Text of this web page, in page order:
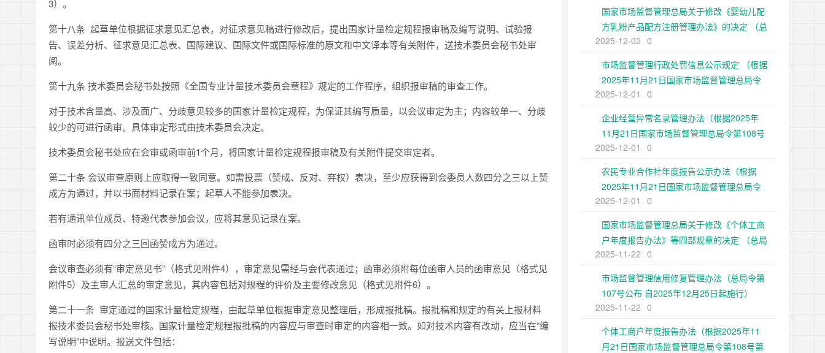
3）。
第十八条 起草单位根据征求意见汇总表，对征求意见稿进行修改后，提出国家计量检定规程报审稿及编写说明、试验报
告、误差分析、征求意见汇总表、国际建议、国际文件或国际标准的原文和中文译本等有关附件，送技术委员会秘书处审
阅。
第十九条 技术委员会秘书处按照《全国专业计量技术委员会章程》规定的工作程序，组织报审稿的审查工作。
对于技术含量高、涉及面广、分歧意见较多的国家计量检定规程，为保证其编写质量，以会议审定为主；内容较单一、分歧
较少的可进行函审。具体审定形式由技术委员会决定。
技术委员会秘书处应在会审或函审前1个月，将国家计量检定规程报审稿及有关附件提交审定者。
第二十条 会议审查原则上应取得一致同意。如需投票（赞成、反对、弃权）表决，至少应获得到会委员人数四分之三以上赞
成方为通过，并以书面材料记录在案；起草人不能参加表决。
若有通讯单位成员、特邀代表参加会议，应将其意见记录在案。
函审时必须有四分之三回函赞成方为通过。
会议审查必须有“审定意见书”（格式见附件4），审定意见需经与会代表通过；函审必须附每位函审人员的函审意见（格式见
附件5）及主审人汇总的审定意见，其内容包括对规程的评价及主要修改意见（格式见附件6）。
第二十一条 审定通过的国家计量检定规程，由起草单位根据审定意见整理后，形成报批稿。报批稿和规定的有关上报材料
报技术委员会秘书处审核。国家计量检定规程报批稿的内容应与审查时审定的内容相一致。如对技术内容有改动，应当在“编
写说明”中说明。报送文件包括：
国家市场监督管理总局关于修改《婴幼儿配
方乳粉产品配方注册管理办法》的决定 （总
局令第109号公布 自公布之日起施行）
2025-12-02 0
市场监督管理行政处罚信息公示规定 （根据
2025年11月21日国家市场监督管理总局令
第108号第二次修正）
2025-12-01
0
企业经营异常名录管理办法（根据2025年
11月21日国家市场监督管理总局令第108号
第二次修正）
2025-12-01
0
农民专业合作社年度报告公示办法（根据
2025年11月21日国家市场监督管理总局令
第108号第二次修正）
2025-12-01
0
国家市场监督管理总局关于修改《个体工商
户年度报告办法》等四部规章的决定 （总局
令第108号公布 自2025年12月25日起施
2025-11-22 0
市场监督管理信用修复管理办法（总局令第
107号公布 自2025年12月25日起施行）
2025-11-22 0
个体工商户年度报告办法（根据2025年11
月21日国家市场监督管理总局令第108号第